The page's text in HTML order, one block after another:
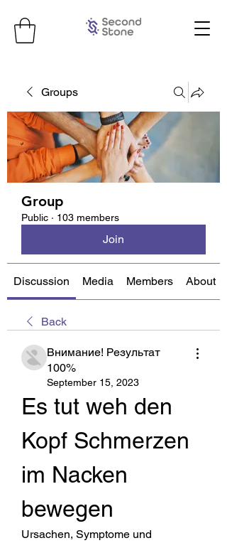
Groups
Group
Public · 103 members
Join
Discussion Media Members About
Back
Внимание! Результат
100%
September 15, 2023
Es tut weh den
Kopf Schmerzen
im Nacken
bewegen
Ursachen, Symptome und